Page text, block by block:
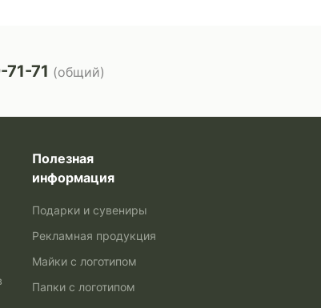
71 (общий)
Полезная
информация
Подарки и сувениры
Рекламная продукция
Майки с логотипом
Папки с логотипом